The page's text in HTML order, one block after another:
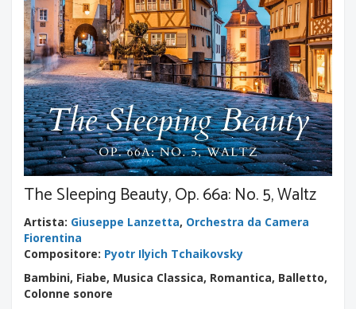
The Sleeping Beauty, Op. 66a: No. 5, Waltz
Artista: Giuseppe Lanzetta, Orchestra da Camera
Fiorentina
Compositore: Pyotr Ilyich Tchaikovsky
Bambini, Fiabe, Musica Classica, Romantica, Balletto,
Colonne sonore